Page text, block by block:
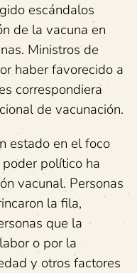
escándalos
de la vacuna en
Ministros de
haber favorecido a
correspondiera
de vacunación.
estado en el foco
político ha
vacunal. Personas
la fila,
que la
o por la
y otros factores